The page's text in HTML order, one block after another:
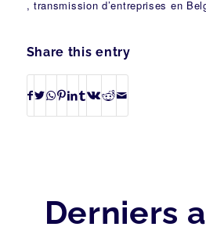
, transmission d’entreprises en
Share this entry
Derniers